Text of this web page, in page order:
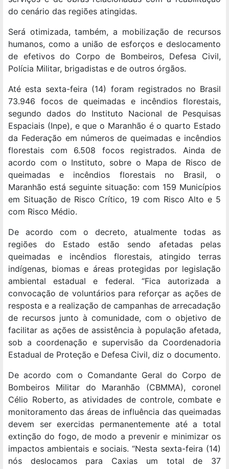
do cenário das regiões atingidas.
Será otimizada, também, a mobilização de recursos
humanos, como a união de esforços e deslocamento
de efetivos do Corpo de Bombeiros, Defesa Civil,
Polícia Militar, brigadistas e de outros órgãos.
Até esta sexta-feira (14) foram registrados no Brasil
73.946 focos de queimadas e incêndios florestais,
segundo dados do Instituto Nacional de Pesquisas
Espaciais (Inpe), e que o Maranhão é o quarto Estado
da Federação em números de queimadas e incêndios
florestais com 6.508 focos registrados. Ainda de
acordo com o Instituto, sobre o Mapa de Risco de
queimadas e incêndios florestais no Brasil, o
Maranhão está seguinte situação: com 159 Municípios
em Situação de Risco Crítico, 19 com Risco Alto e 5
com Risco Médio.
De acordo com o decreto, atualmente todas as
regiões do Estado estão sendo afetadas pelas
queimadas e incêndios florestais, atingido terras
indígenas, biomas e áreas protegidas por legislação
ambiental estadual e federal. “Fica autorizada a
convocação de voluntários para reforçar as ações de
resposta e a realização de campanhas de arrecadação
de recursos junto à comunidade, com o objetivo de
facilitar as ações de assistência à população afetada,
sob a coordenação e supervisão da Coordenadoria
Estadual de Proteção e Defesa Civil, diz o documento.
De acordo com o Comandante Geral do Corpo de
Bombeiros Militar do Maranhão (CBMMA), coronel
Célio Roberto, as atividades de controle, combate e
monitoramento das áreas de influência das queimadas
devem ser exercidas permanentemente até a total
extinção do fogo, de modo a prevenir e minimizar os
impactos ambientais e sociais. “Nesta sexta-feira (14)
nós deslocamos para Caxias um total de 37